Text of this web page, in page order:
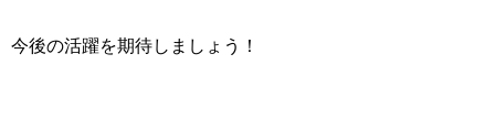
今後の活躍を期待しましょう！